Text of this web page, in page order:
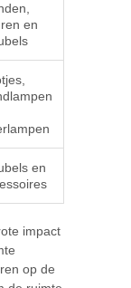
en
en
impact
op de